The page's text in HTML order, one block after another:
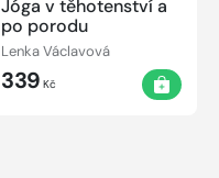
Jóga v těhotenství a
po porodu
Lenka Václavová
339 Kč